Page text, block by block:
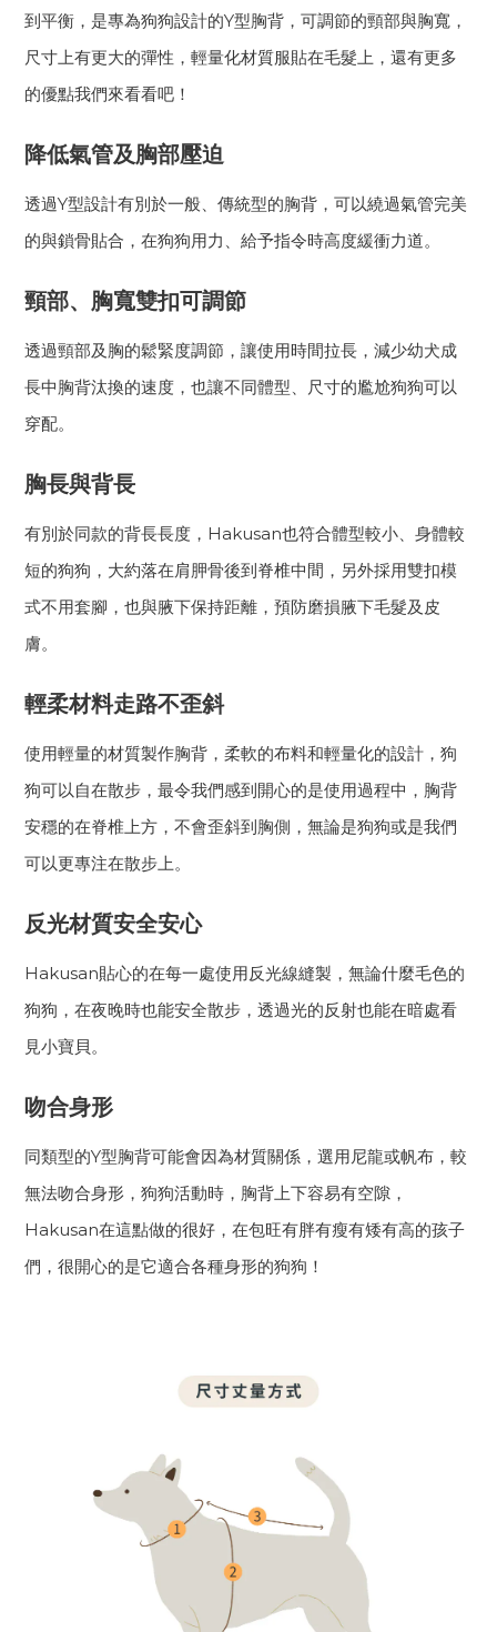
到平衡，是專為狗狗設計的Y型胸背，可調節的頸部與胸寬，
尺寸上有更大的彈性，輕量化材質服貼在毛髮上，還有更多
的優點我們來看看吧！
降低氣管及胸部壓迫
透過Y型設計有別於一般、傳統型的胸背，可以繞過氣管完美
的與鎖骨貼合，在狗狗用力、給予指令時高度緩衝力道。
頸部、胸寬雙扣可調節
透過頸部及胸的鬆緊度調節，讓使用時間拉長，減少幼犬成
長中胸背汰換的速度，也讓不同體型、尺寸的尷尬狗狗可以
穿配。
胸長與背長
有別於同款的背長長度，Hakusan也符合體型較小、身體較
短的狗狗，大約落在肩胛骨後到脊椎中間，另外採用雙扣模
式不用套腳，也與腋下保持距離，預防磨損腋下毛髮及皮
膚。
輕柔材料走路不歪斜
使用輕量的材質製作胸背，柔軟的布料和輕量化的設計，狗
狗可以自在散步，最令我們感到開心的是使用過程中，胸背
安穩的在脊椎上方，不會歪斜到胸側，無論是狗狗或是我們
可以更專注在散步上。
反光材質安全安心
Hakusan貼心的在每一處使用反光線縫製，無論什麼毛色的
狗狗，在夜晚時也能安全散步，透過光的反射也能在暗處看
見小寶貝。
吻合身形
同類型的Y型胸背可能會因為材質關係，選用尼龍或帆布，較
無法吻合身形，狗狗活動時，胸背上下容易有空隙，
Hakusan在這點做的很好，在包旺有胖有瘦有矮有高的孩子
們，很開心的是它適合各種身形的狗狗！